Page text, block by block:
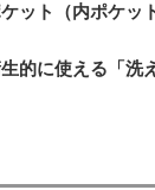
ット（内ポケット
的に使える「洗